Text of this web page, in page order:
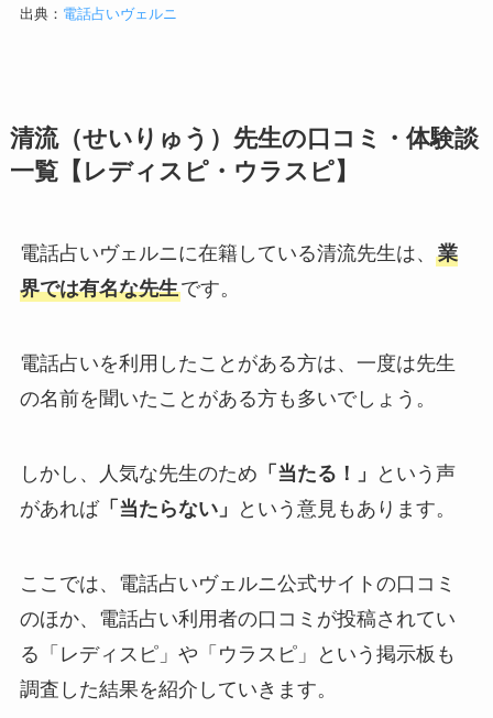
出典： 電話占いヴェルニ
清流（せいりゅう）先生の口コミ・体験談
一覧【レディスピ・ウラスピ】
電話占いヴェルニに在籍している清流先生は、 業
界では有名な先生です。
電話占いを利用したことがある方は、一度は先生
の名前を聞いたことがある方も多いでしょう。
しかし、人気な先生のため 「当たる！」
という声
があれば「当たらない」 という意見もあります。
ここでは、電話占いヴェルニ公式サイトの口コミ
のほか、電話占い利用者の口コミが投稿されてい
る「レディスピ」や「ウラスピ」という掲示板も
調査した結果を紹介していきます。